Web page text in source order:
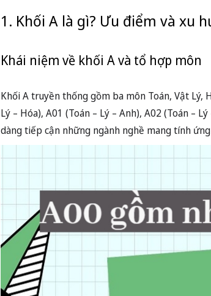
1. Khối A là gì? Ưu điểm và xu
Khái niệm về khối A và tổ hợp môn
Khối A truyền thống gồm ba môn Toán, Vật Lý,
Lý – Hóa), A01 (Toán – Lý – Anh), A02 (Toán –
dàng tiếp cận những ngành nghề mang tính ứng